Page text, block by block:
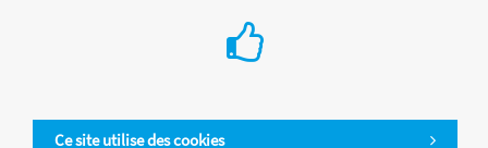
Ce site utilise des cookies